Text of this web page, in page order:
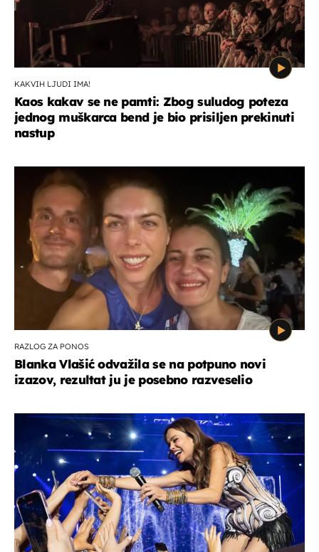
KAKVIH LJUDI IMA!
Kaos kakav se ne pamti: Zbog suludog poteza
jednog muškarca bend je bio prisiljen prekinuti
nastup
RAZLOG ZA PONOS
Blanka Vlašić odvažila se na potpuno novi
izazov, rezultat ju je posebno razveselio